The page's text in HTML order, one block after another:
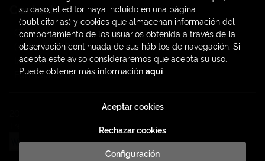
Contacto
C/ Amadeo de Saboya, 4
(+34) 963828968
latendauv@fundacio.es
Formulario de contacto
. Todos los Derechos Reservados |
su caso, el editor haya incluido en una página
(publicitarias) y cookies que almacenan información del
comportamiento de los usuarios obtenida a través de la
observación continuada de sus hábitos de navegación. Si
acepta este aviso consideraremos que acepta su uso.
Puede obtener más información aquí.
Configuración
Rechazar cookies
Aceptar cookies